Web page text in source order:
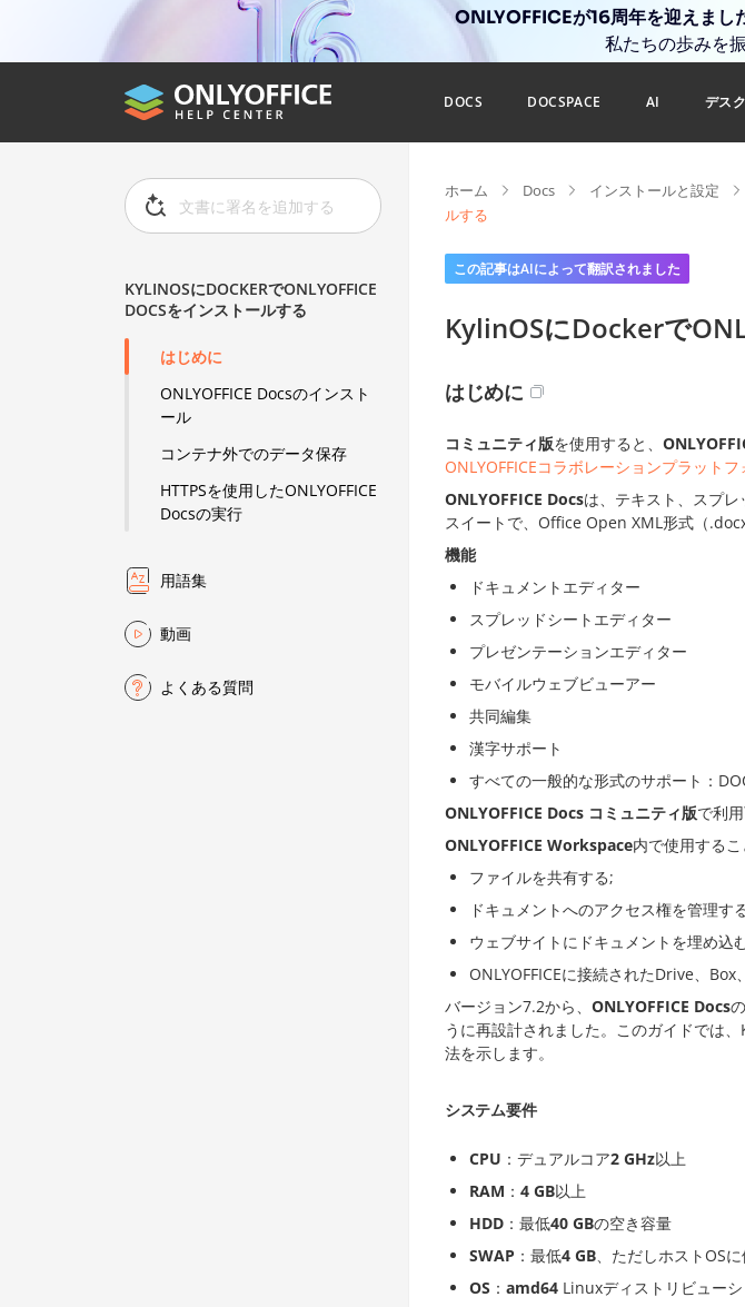
ONLYOFFICEが16周年を迎えまし
私たちの歩みを
DOCS DOCSPACE AI デス
KYLINOSにDOCKERでONLYOFFICE
DOCSをインストールする
はじめに
ONLYOFFICE Docsのインスト
ール
コンテナ外でのデータ保存
HTTPSを使用したONLYOFFICE
Docsの実行
用語集
動画
よくある質問
ホーム Docs インストールと設定
ルする
この記事はAIによって翻訳されました
KylinOSにDockerで
はじめに
コミュニティ版を使用すると、
ONLYOFFICEコラボレーションプラットフ
ONLYOFFICE Docsは、テキスト、スプ
スイートで、Office Open XML形式（
機能
ドキュメントエディター
スプレッドシートエディター
プレゼンテーションエディター
モバイルウェブビューアー
共同編集
漢字サポート
すべての一般的な形式のサポート：
ONLYOFFICE Docs コミュニティ版で利
ONLYOFFICE Workspace内で使用する
ファイルを共有する;
ドキュメントへのアクセス権を管理す
ウェブサイトにドキュメントを埋め込
ONLYOFFICEに接続されたDrive、
バージョン7.2から、 ONLYOFFICE Docs
うに再設計されました。このガイドでは
法を示します。
システム要件
CPU ：デュアルコア2 GHz以上
RAM ： 4 GB以上
HDD ：最低40 GBの空き容量
SWAP ：最低4 GB、ただしホストOS
OS ： amd64 Linuxディストリビュー